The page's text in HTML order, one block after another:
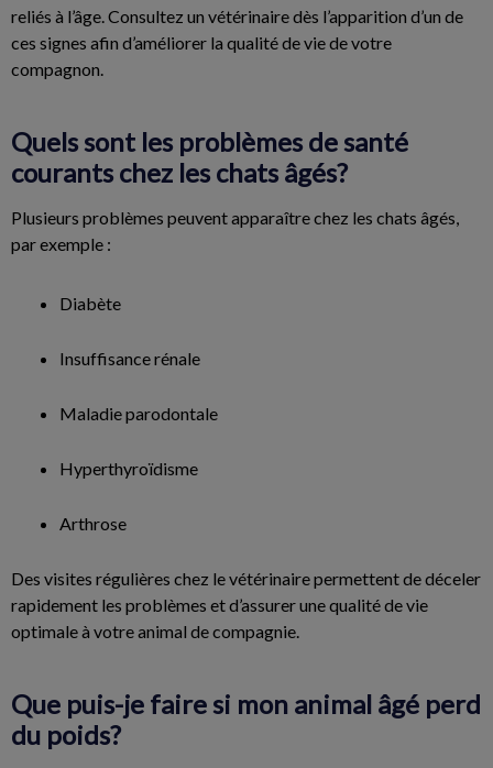
reliés à l’âge. Consultez un vétérinaire dès l’apparition d’un de
ces signes afin d’améliorer la qualité de vie de votre
compagnon.
Quels sont les problèmes de santé
courants chez les chats âgés?
Plusieurs problèmes peuvent apparaître chez les chats âgés,
par exemple :
Diabète
Insuffisance rénale
Maladie parodontale
Hyperthyroïdisme
Arthrose
Des visites régulières chez le vétérinaire permettent de déceler
rapidement les problèmes et d’assurer une qualité de vie
optimale à votre animal de compagnie.
Que puis-je faire si mon animal âgé perd
du poids?